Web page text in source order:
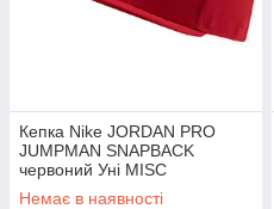
Кепка Nike JORDAN PRO
JUMPMAN SNAPBACK
червоний Уні MISC
Немає в наявності